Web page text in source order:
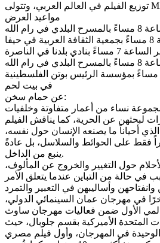
مواعيد العرض
الأحد 7 نوفمبر الساعة 8 مساءً بمؤسسة الرئيس بوتن الفلسطينية
في بيت لحم
عن حمام سخن:
نساء من أعمار متفاوتة وخلفيات
لبحثهن عن الحرية، كما يناقش الفيلم
أحياناً ما يصنعه الإنسان حول نفسه،
فقط على الحوائط والسلاسل، بل عادةً
ينبع من الداخل.
حول التغيير والخروج عن المألوف،
في حالة من التباين عندما يتعلق الأمر
في مهرجان عمان السينمائي الدولي،
الأول ضمن فعاليات مهرجان ساوث
المتحدة الأميركية بقسم جلوبال، حيث
الوحيدة في المهرجان، وأول فيلم مصري